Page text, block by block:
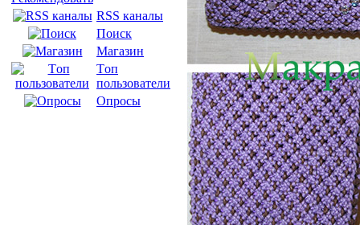
RSS каналы
Поиск
Магазин
Tоп
пользователи
Опросы